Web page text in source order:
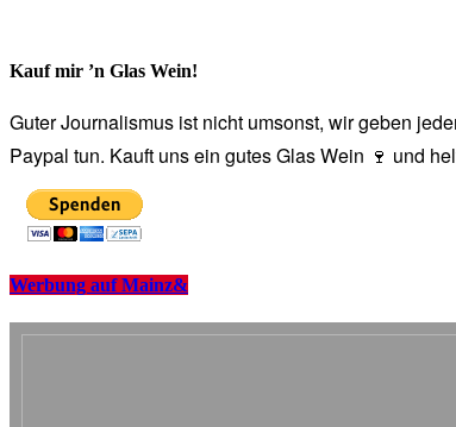
Kauf mir ’n Glas Wein!
Guter Journalismus ist nicht umsonst, wir geben
Paypal tun. Kauft uns ein gutes Glas Wein 🍷 und
Werbung auf Mainz&